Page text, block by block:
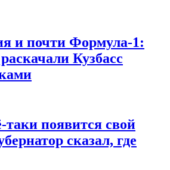
и почти Формула-1:
Кузбасс
таки появится свой
сказал, где